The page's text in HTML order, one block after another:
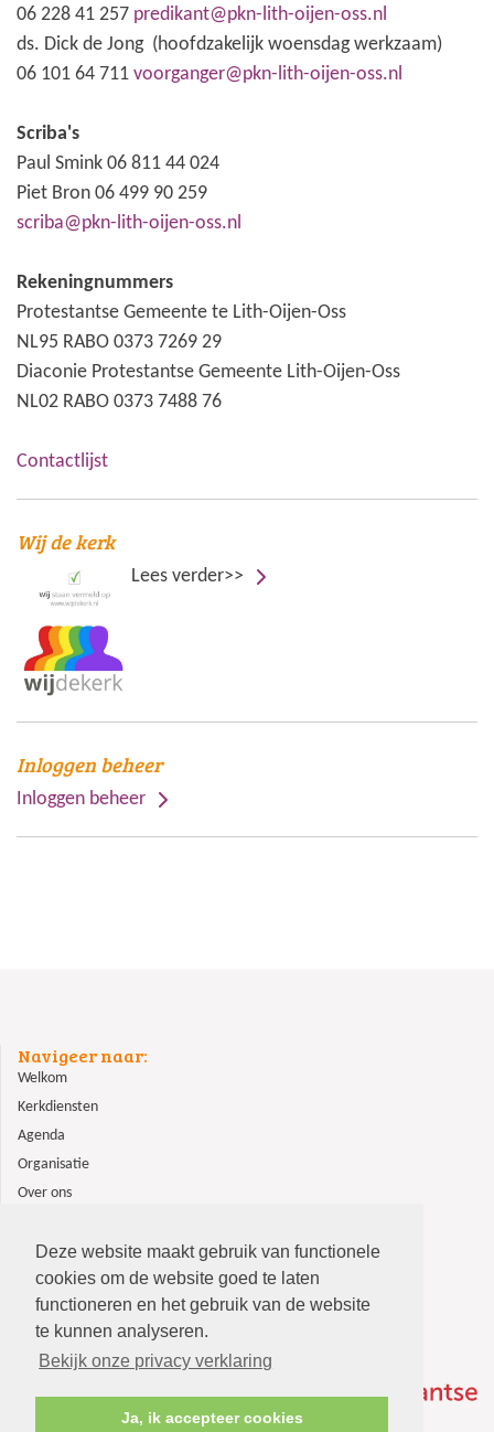
Deze website maakt gebruik van functionele
cookies om de website goed te laten
functioneren en het gebruik van de website
te kunnen analyseren.
Bekijk onze privacy verklaring
Ja, ik accepteer cookies
06 228 41 257 predikant@pkn-lith-oijen-oss.nl
ds. Dick de Jong (hoofdzakelijk woensdag werkzaam)
06 101 64 711 voorganger@pkn-lith-oijen-oss.nl
Scriba's
Paul Smink 06 811 44 024
Piet Bron 06 499 90 259
scriba@pkn-lith-oijen-oss.nl
Rekeningnummers
Protestantse Gemeente te Lith-Oijen-Oss
NL95 RABO 0373 7269 29
Diaconie Protestantse Gemeente Lith-Oijen-Oss
NL02 RABO 0373 7488 76
Contactlijst
Wij de kerk
Lees verder>>
Inloggen beheer
Inloggen beheer
Navigeer naar:
Welkom
Kerkdiensten
Agenda
Organisatie
Over ons
Contact